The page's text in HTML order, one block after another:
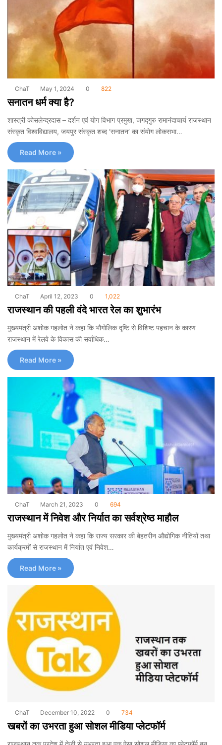
ChaT May 1, 2024 0 822
सनातन धर्म क्या है?
शास्त्री कोसलेन्द्रदास – दर्शन एवं योग विभाग प्रमुख, जगद्गुरु रामानंदाचार्य राजस्थान
संस्कृत विश्वविद्यालय, जयपुर संस्कृत शब्द ‘सनातन’ का संयोग लोकसभा…
Read More »
ChaT April 12, 2023 0 1,022
राजस्थान की पहली वंदे भारत रेल का शुभारंभ
मुख्यमंत्री अशोक गहलोत ने कहा कि भौगोलिक दृष्टि से विशिष्ट पहचान के कारण
राजस्थान में रेलवे के विकास की सर्वाधिक…
Read More »
ChaT March 21, 2023 0 694
राजस्थान में निवेश और निर्यात का सर्वश्रेष्ठ माहौल
मुख्यमंत्री अशोक गहलोत ने कहा कि राज्य सरकार की बेहतरीन औद्योगिक नीतियों तथा
कार्यक्रमों से राजस्थान में निर्यात एवं निवेश…
Read More »
ChaT December 10, 2022 0 734
खबरों का उभरता हुआ सोशल मीडिया प्लेटफॉर्म